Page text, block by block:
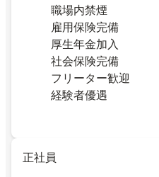
職場内禁煙
雇用保険完備
厚生年金加入
社会保険完備
フリーター歓迎
経験者優遇
正社員